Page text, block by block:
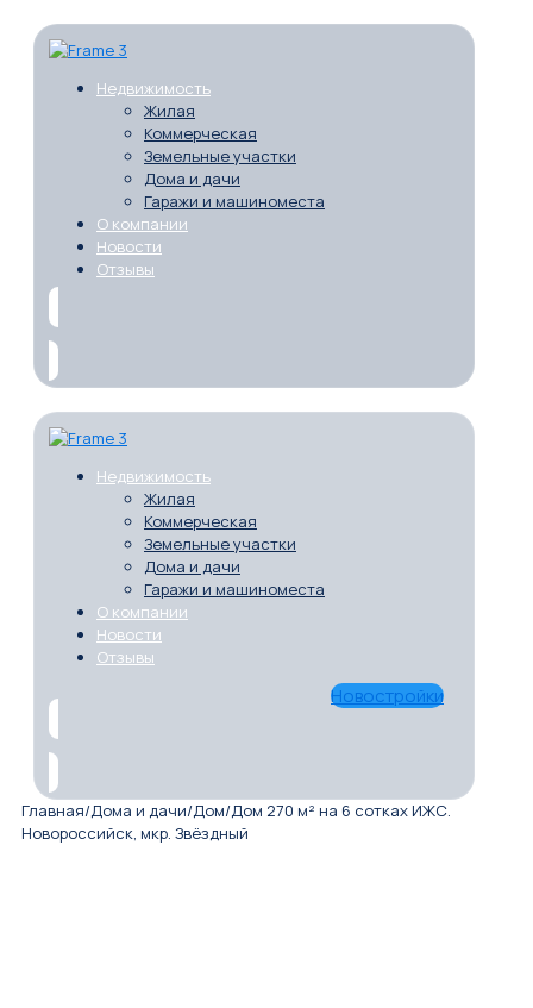
Недвижимость
Жилая
Коммерческая
Земельные участки
Дома и дачи
Гаражи и машиноместа
О компании
Новости
Отзывы
Недвижимость
Жилая
Коммерческая
Земельные участки
Дома и дачи
Гаражи и машиноместа
О компании
Новости
Отзывы
Новостройки
Главная/Дома и дачи/Дом/Дом 270 м² на 6 сотках ИЖС.
Новороссийск, мкр. Звёздный